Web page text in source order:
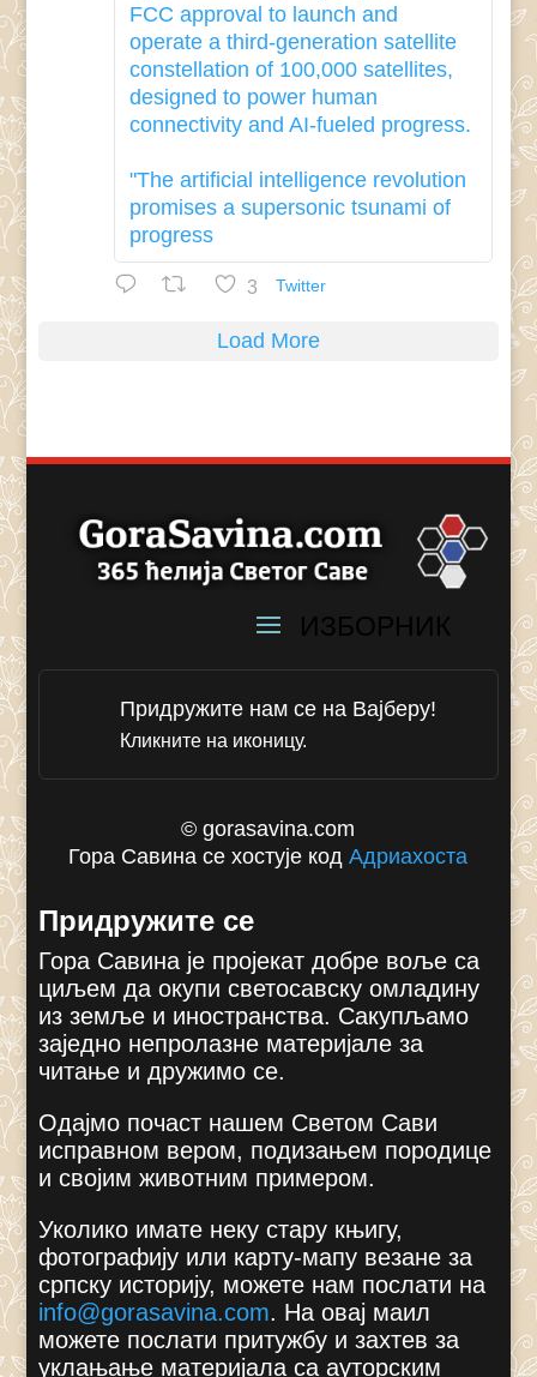
FCC approval to launch and
operate a third-generation satellite
constellation of 100,000 satellites,
designed to power human
connectivity and AI-fueled progress.
"The artificial intelligence revolution
promises a supersonic tsunami of
progress
3 Twitter
Load More
Придружите нам се на Вајберу!
Кликните на иконицу.
© gorasavina.com
Гора Савина се хостује кодАдриахоста
Придружите се
Гора Савина је пројекат добре воље са
циљем да окупи светосавску омладину
из земље и иностранства. Сакупљамо
заједно непролазне материјале за
читање и дружимо се.
Одајмо почаст нашем Светом Сави
исправном вером, подизањем породице
и својим животним примером.
Уколико имате неку стару књигу,
фотографију или карту-мапу везане за
српску историју, можете нам послати на
info@gorasavina.com. На овај маил
можете послати притужбу и захтев за
уклањање материјала са ауторским